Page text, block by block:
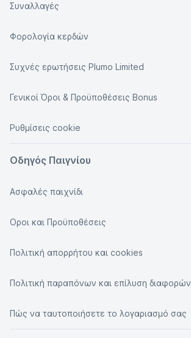
Συναλλαγές
Φορολογία κερδών
Συχνές ερωτήσεις Plumo Limited
Γενικοί Όροι & Προϋποθέσεις Bonus
Ρυθμίσεις cookie
Οδηγός Παιγνίου
Ασφαλές παιχνίδι
Οροι και Προϋποθέσεις
Πολιτική απορρήτου και cookies
Πολιτική παραπόνων και επίλυση διαφορών
Πώς να ταυτοποιήσετε το λογαριασμό σας